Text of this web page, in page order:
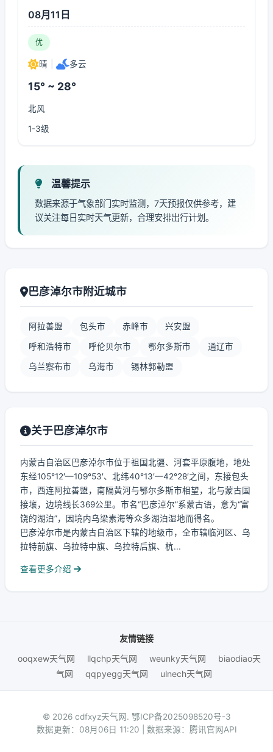
08月11日
优
晴 多云
15° ~ 28°
北风
1-3级
温馨提示
数据来源于气象部门实时监测，7天预报仅供参考，建
议关注每日实时天气更新，合理安排出行计划。
巴彦淖尔市附近城市
阿拉善盟 包头市 赤峰市 兴安盟
呼和浩特市 呼伦贝尔市 鄂尔多斯市 通辽市
乌兰察布市 乌海市 锡林郭勒盟
关于巴彦淖尔市
内蒙古自治区巴彦淖尔市位于祖国北疆、河套平原腹地，地处
东经105°12′—109°53′、北纬40°13′—42°28′之间，东接包头
市，西连阿拉善盟，南隔黄河与鄂尔多斯市相望，北与蒙古国
接壤，边境线长369公里。市名“巴彦淖尔”系蒙古语，意为“富
饶的湖泊”，因境内乌梁素海等众多湖泊湿地而得名。
巴彦淖尔市是内蒙古自治区下辖的地级市，全市辖临河区、乌
拉特前旗、乌拉特中旗、乌拉特后旗、杭...
查看更多介绍
友情链接
ooqxew天气网
llqchp天气网 weunky天气网
biaodiao天
气网
qqpyegg天气网 ulnech天气网
© 2026 cdfxyz天气网. 鄂ICP备2025098520号-3
数据更新：08月06日 11:20 | 数据来源：腾讯官网API